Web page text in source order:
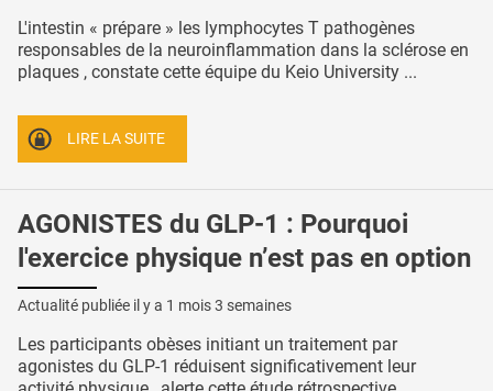
L'intestin « prépare » les lymphocytes T pathogènes
responsables de la neuroinflammation dans la sclérose en
plaques , constate cette équipe du Keio University ...
LIRE LA SUITE
AGONISTES du GLP-1 : Pourquoi
l'exercice physique n’est pas en option
Actualité publiée il y a 1 mois 3 semaines
Les participants obèses initiant un traitement par
agonistes du GLP-1 réduisent significativement leur